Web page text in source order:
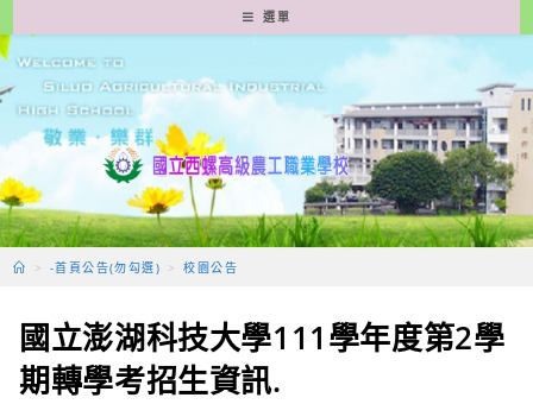
轉
至
要
容
選單
> -首頁公告(勿勾選) > 校園公告
國立澎湖科技大學111學年度第2學
期轉學考招生資訊.